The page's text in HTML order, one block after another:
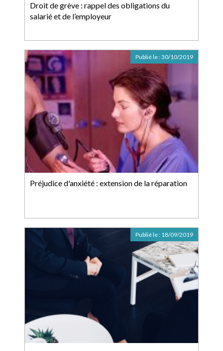
Droit de grève : rappel des obligations du
salarié et de l’employeur
Préjudice d'anxiété : extension de la réparation
Publié le :30/10/2019
Publié le : 18/09/2019